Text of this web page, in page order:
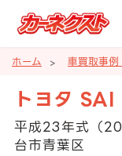
ホーム 車買取事例
トヨタ SAI
平成23年式（
台市青葉区